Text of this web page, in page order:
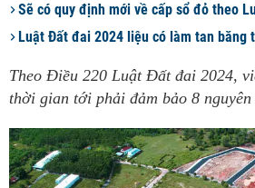
Sẽ có quy định mới về cấp sổ đỏ theo
Luật Đất đai 2024 liệu có làm tan băng
Theo Điều 220 Luật Đất đai 2024,
thời gian tới phải đảm bảo 8